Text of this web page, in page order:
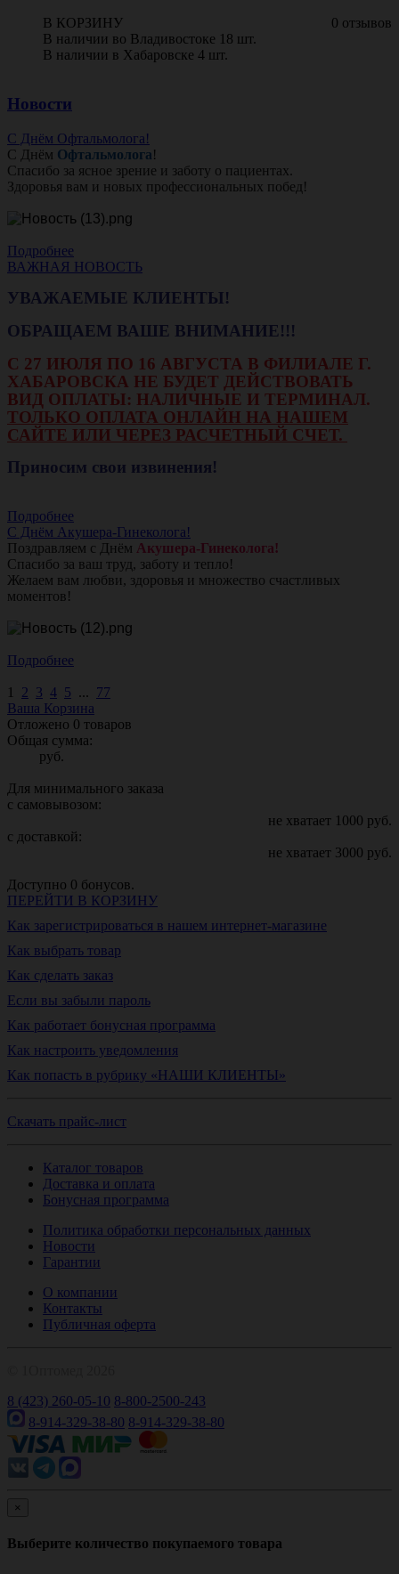
0 отзывов
В КОРЗИНУ
В наличии во Владивостоке 18 шт.
В наличии в Хабаровске 4 шт.
Новости
С Днём Офтальмолога!
С Днём Офтальмолога!
Спасибо за ясное зрение и заботу о пациентах.
Здоровья вам и новых профессиональных побед!
Подробнее
ВАЖНАЯ НОВОСТЬ
УВАЖАЕМЫЕ КЛИЕНТЫ!
ОБРАЩАЕМ ВАШЕ ВНИМАНИЕ!!!
С 27 ИЮЛЯ ПО 16 АВГУСТА В ФИЛИАЛЕ Г.
ХАБАРОВСКА НЕ БУДЕТ ДЕЙСТВОВАТЬ
ВИД ОПЛАТЫ: НАЛИЧНЫЕ И ТЕРМИНАЛ.
ТОЛЬКО ОПЛАТА ОНЛАЙН НА НАШЕМ
САЙТЕ ИЛИ ЧЕРЕЗ РАСЧЕТНЫЙ СЧЕТ.
Приносим свои извинения!
Подробнее
С Днём Акушера-Гинеколога!
Поздравляем с Днём Акушера-Гинеколога!
Спасибо за ваш труд, заботу и тепло!
Желаем вам любви, здоровья и множество счастливых
моментов!
Подробнее
1 2 3 4 5 ... 77
Ваша Корзина
Отложено 0 товаров
Общая сумма:
руб.
Для минимального заказа
с самовывозом:
не хватает 1000 руб.
с доставкой:
не хватает 3000 руб.
Доступно 0 бонусов.
ПЕРЕЙТИ В КОРЗИНУ
Как зарегистрироваться в нашем интернет-магазине
Как выбрать товар
Как сделать заказ
Если вы забыли пароль
Как работает бонусная программа
Как настроить уведомления
Как попасть в рубрику «НАШИ КЛИЕНТЫ»
Скачать прайс-лист
Каталог товаров
Доставка и оплата
Бонусная программа
Политика обработки персональных данных
Новости
Гарантии
О компании
Контакты
Публичная оферта
8 (423) 260-05-10 8-800-2500-243
8-914-329-38-80 8-914-329-38-80
×
Выберите количество покупаемого товара